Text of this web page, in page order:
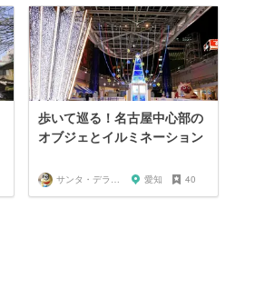
歩いて巡る！名古屋中心部の
オブジェとイルミネーション
サンタ・デラックス 愛知 40